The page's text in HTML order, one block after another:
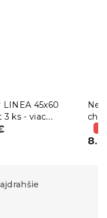
LINEA 45x60
3 ks - viac